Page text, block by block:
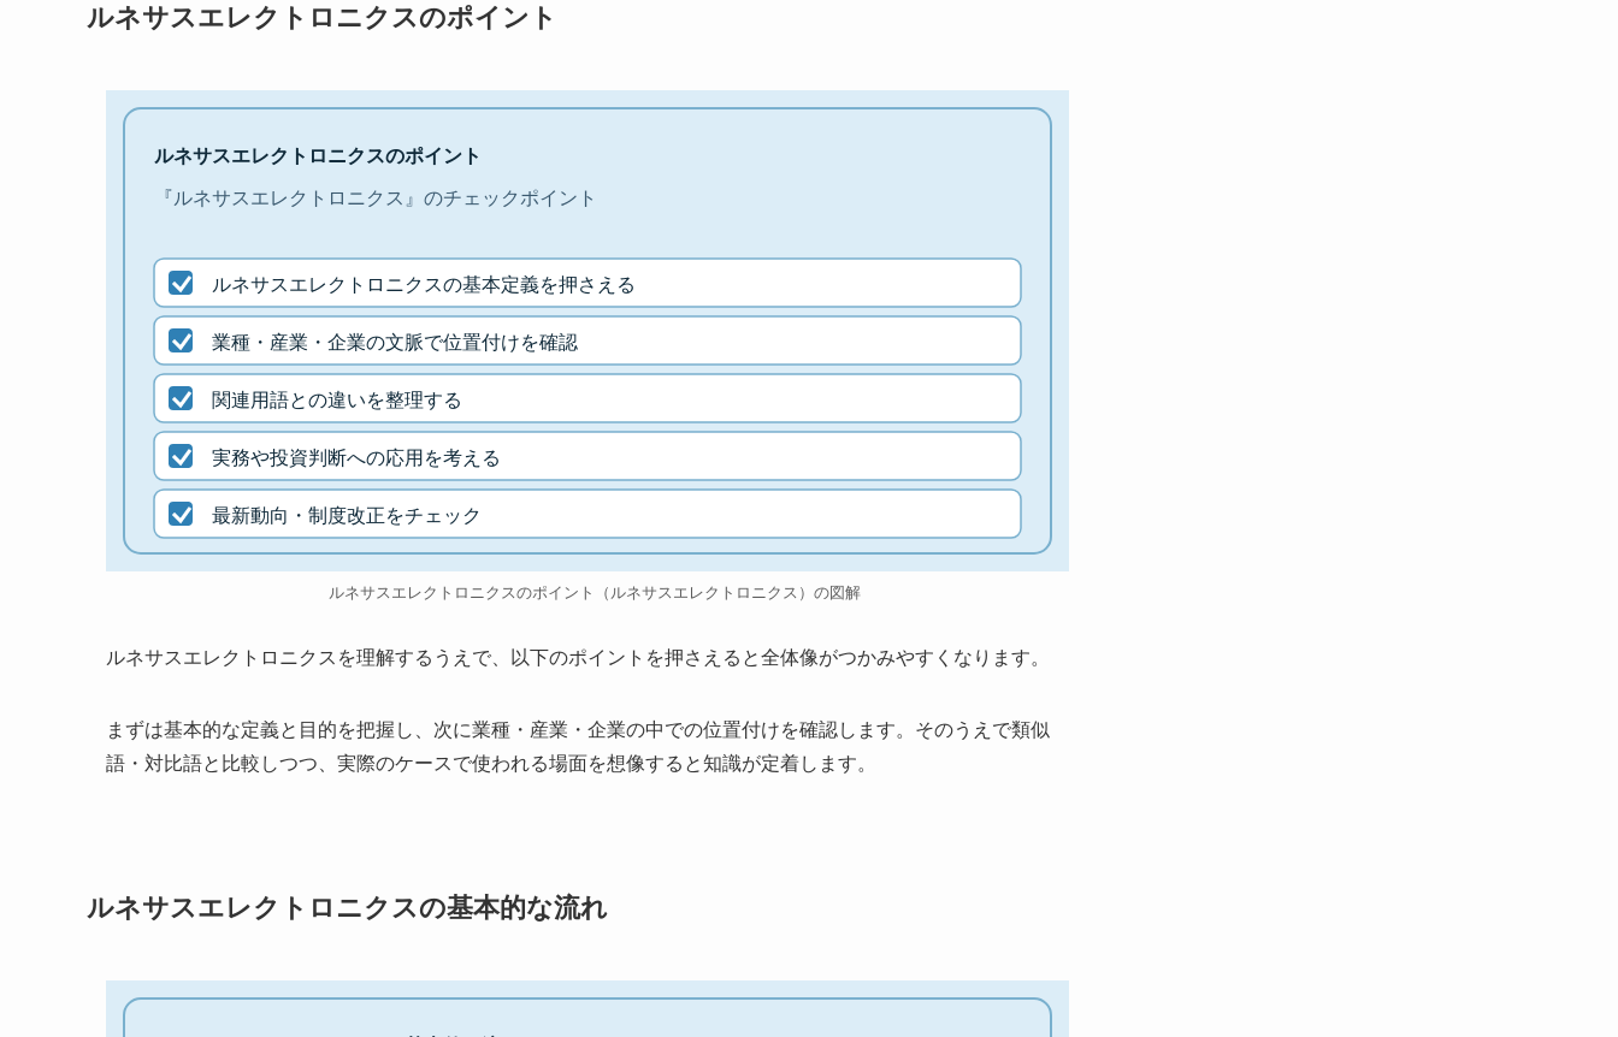
ルネサスエレクトロニクスのポイント
ルネサスエレクトロニクスのポイント
『ルネサスエレクトロニクス』のチェックポイント
ルネサスエレクトロニクスの基本定義を押さえる
業種・産業・企業の文脈で位置付けを確認
関連用語との違いを整理する
実務や投資判断への応用を考える
最新動向・制度改正をチェック
ルネサスエレクトロニクスのポイント（ルネサスエレクトロニクス）の図解
ルネサスエレクトロニクスを理解するうえで、以下のポイントを押さえると全体像がつかみやすくなります。
まずは基本的な定義と目的を把握し、次に業種・産業・企業の中での位置付けを確認します。そのうえで類似
語・対比語と比較しつつ、実際のケースで使われる場面を想像すると知識が定着します。
ルネサスエレクトロニクスの基本的な流れ